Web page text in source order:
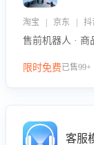
淘宝 | 京东 | 抖
售前机器人 · 商
限时免费已售99+
客服